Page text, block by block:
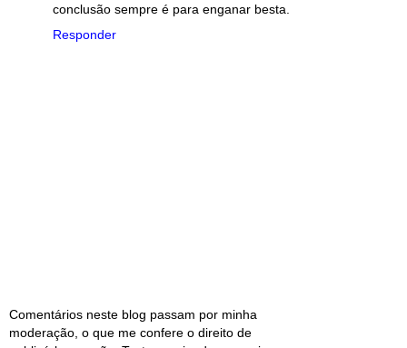
conclusão sempre é para enganar besta.
Responder
Comentários neste blog passam por minha
moderação, o que me confere o direito de